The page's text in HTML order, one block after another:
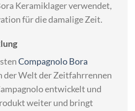
Keramiklager verwendet,
für die damalige Zeit.
Compagnolo Bora
der Welt der Zeitfahrrennen
entwickelt und
weiter und bringt